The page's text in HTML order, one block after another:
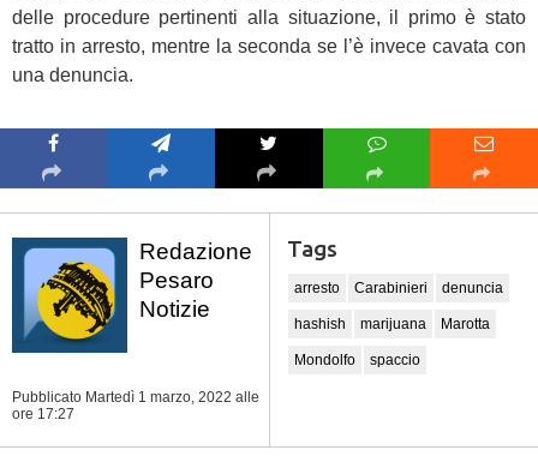
delle procedure pertinenti alla situazione, il primo è stato
tratto in arresto, mentre la seconda se l’è invece cavata con
una denuncia.
Redazione
Pesaro
Notizie
Pubblicato Martedì 1 marzo, 2022 alle
ore 17:27
Tags
arresto Carabinieri denuncia
hashish marijuana Marotta
Mondolfo spaccio